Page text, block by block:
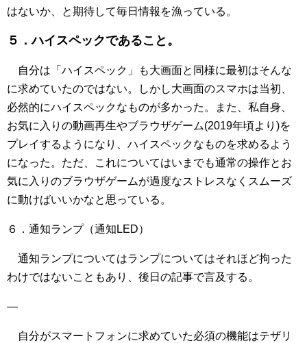
はないか、と期待して毎日情報を漁っている。
５．ハイスペックであること。
自分は「ハイスペック」も大画面と同様に最初はそんな
に求めていたのではない。しかし大画面のスマホは当初、
必然的にハイスペックなものが多かった。また、私自身、
お気に入りの動画再生やブラウザゲーム(2019年頃より)を
プレイするようになり、ハイスペックなものを求めるよう
になった。ただ、これについてはいまでも通常の操作とお
気に入りのブラウザゲームが過度なストレスなくスムーズ
に動けばいいかなと思っている。
６．通知ランプ（通知LED）
通知ランプについてはランプについてはそれほど拘った
わけではないこともあり、後日の記事で言及する。
—
自分がスマートフォンに求めていた必須の機能はテザリ